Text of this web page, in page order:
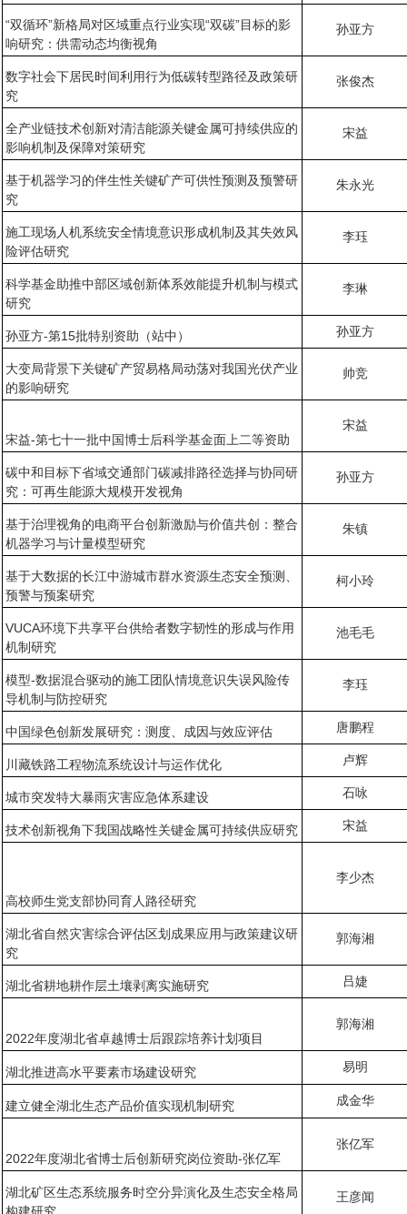
“双循环”新格局对区域重点行业实现“双碳”目标的影
响研究：供需动态均衡视角
孙亚方
数字社会下居民时间利用行为低碳转型路径及政策研
究
张俊杰
全产业链技术创新对清洁能源关键金属可持续供应的
影响机制及保障对策研究
宋益
基于机器学习的伴生性关键矿产可供性预测及预警研
究
朱永光
施工现场人机系统安全情境意识形成机制及其失效风
险评估研究
李珏
科学基金助推中部区域创新体系效能提升机制与模式
研究
李琳
孙亚方-第15批特别资助（站中） 孙亚方
大变局背景下关键矿产贸易格局动荡对我国光伏产业
的影响研究
帅竞
宋益-第七十一批中国博士后科学基金面上二等资助
宋益
碳中和目标下省域交通部门碳减排路径选择与协同研
究：可再生能源大规模开发视角
孙亚方
基于治理视角的电商平台创新激励与价值共创：整合
机器学习与计量模型研究
朱镇
基于大数据的长江中游城市群水资源生态安全预测、
预警与预案研究
柯小玲
VUCA环境下共享平台供给者数字韧性的形成与作用
机制研究
池毛毛
模型-数据混合驱动的施工团队情境意识失误风险传
导机制与防控研究
李珏
中国绿色创新发展研究：测度、成因与效应评估 唐鹏程
川藏铁路工程物流系统设计与运作优化 卢辉
城市突发特大暴雨灾害应急体系建设 石咏
技术创新视角下我国战略性关键金属可持续供应研究 宋益
高校师生党支部协同育人路径研究
李少杰
湖北省自然灾害综合评估区划成果应用与政策建议研
究
郭海湘
湖北省耕地耕作层土壤剥离实施研究 吕婕
2022年度湖北省卓越博士后跟踪培养计划项目
郭海湘
湖北推进高水平要素市场建设研究 易明
建立健全湖北生态产品价值实现机制研究 成金华
2022年度湖北省博士后创新研究岗位资助-张亿军
张亿军
湖北矿区生态系统服务时空分异演化及生态安全格局
王彦闻